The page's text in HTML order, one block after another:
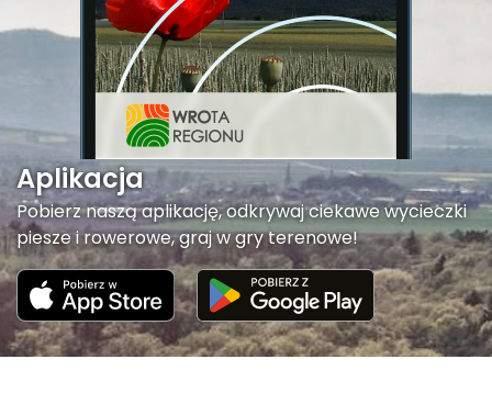
Aplikacja
Pobierz naszą aplikację, odkrywaj ciekawe wycieczki
piesze i rowerowe, graj w gry terenowe!